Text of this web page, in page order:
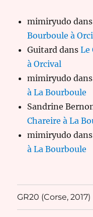
mimiryudo
Bourboule à
Guitard dansLe
à Orcival
mimiryudo
à La Bourboule
Sandrine
Chareire à La
mimiryudo
à La Bourboule
GR20 (Corse, 2017)